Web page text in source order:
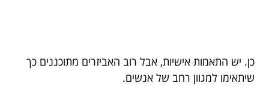
כן. יש התאמות אישיות, אבל רוב האביזרים מתוכננים כך
שיתאימו למגוון רחב של אנשים.